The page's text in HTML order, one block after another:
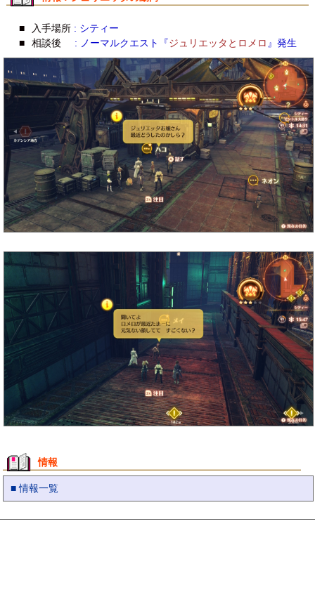
■ 入手場所 : シティー
■
相談後 : ノーマルクエスト『ジュリエッタとロメロ 』発生
情報
■ 情報一覧